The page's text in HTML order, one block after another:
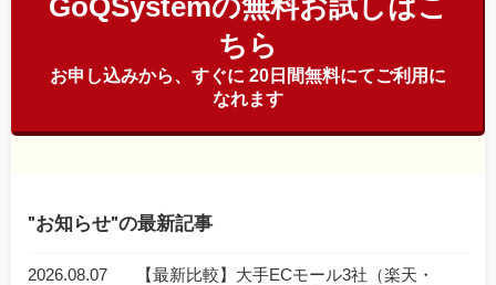
GoQSystemの無料お試しはこ
ちら
お申し込みから、すぐに 20日間無料にてご利用に
なれます
お知らせ の最新記事
2026.08.07
【最新比較】大手ECモール3社（楽天・